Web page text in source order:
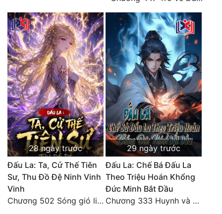
Võ Hiệp
Võng Du
Xuyên Không
Xuyên Nhanh
Xuyên Sách
Xuyên Thư
Điền Văn
Đô Thị
Đông Phương
Đông Phương Huyền Huyễn
28 ngày trước
Đấu La: Ta, Cử Thế Tiên
Sư, Thu Đồ Đệ Ninh Vinh
Vinh
Chương 502 Sóng gió liên hồi, nguy cơ sinh nở của Ninh Vinh Vinh [HẾT]
29 ngày trước
Đấu La: Chế Bá Đấu La
Theo Triệu Hoán Khổng
Đức Minh Bắt Đầu
Chương 333 Huynh và đệ, thần và quân